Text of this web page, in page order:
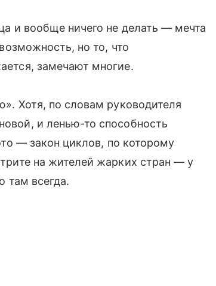
и вообще ничего не делать — мечта
но то, что
замечают многие.
Хотя, по словам руководителя
и ленью-то способность
— закон циклов, по которому
на жителей жарких стран — у
там всегда.